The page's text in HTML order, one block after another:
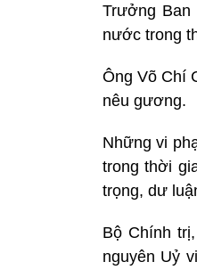
Trưởng
nước trong
Ông Võ Chí
nêu gương.
Những vi
trong thời
trọng, dư
Bộ Chính
nguyên Uỷ